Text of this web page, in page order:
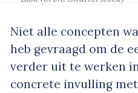
Niet alle concepten
heb gevraagd om de
verder uit te werken
concrete invulling